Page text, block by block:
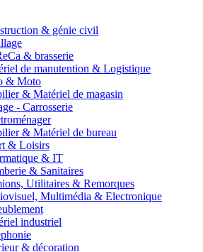
& génie civil
& brasserie
de manutention & Logistique
& Moto
& Matériel de magasin
- Carrosserie
& Matériel de bureau
& Loisirs
& IT
& Sanitaires
Utilitaires & Remorques
Multimédia & Electronique
industriel
& décoration